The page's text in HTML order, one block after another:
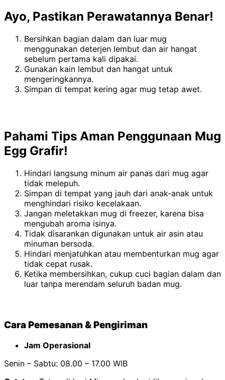
Ayo, Pastikan Perawatannya Benar!
Bersihkan bagian dalam dan luar mug
menggunakan deterjen lembut dan air hangat
sebelum pertama kali dipakai.
Gunakan kain lembut dan hangat untuk
mengeringkannya.
Simpan di tempat kering agar mug tetap awet.
Pahami Tips Aman Penggunaan Mug
Egg Grafir!
Hindari langsung minum air panas dari mug agar
tidak melepuh.
Simpan di tempat yang jauh dari anak-anak untuk
menghindari risiko kecelakaan.
Jangan meletakkan mug di freezer, karena bisa
mengubah aroma isinya.
Tidak disarankan digunakan untuk air asin atau
minuman bersoda.
Hindari menjatuhkan atau membenturkan mug agar
tidak cepat rusak.
Ketika membersihkan, cukup cuci bagian dalam dan
luar tanpa merendam seluruh badan mug.
Cara Pemesanan & Pengiriman
Jam Operasional
Senin – Sabtu: 08.00 – 17.00 WIB